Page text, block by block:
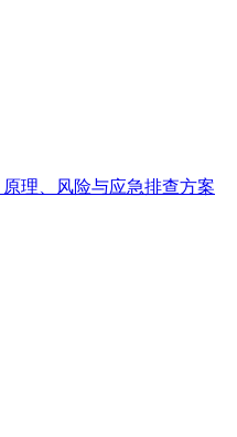
理、风险与应急排查方案